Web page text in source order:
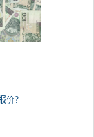
价？